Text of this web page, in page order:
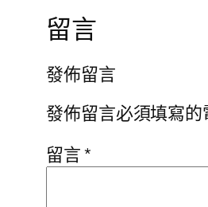
留言
發佈留言
發佈留言必須填寫的
留言*